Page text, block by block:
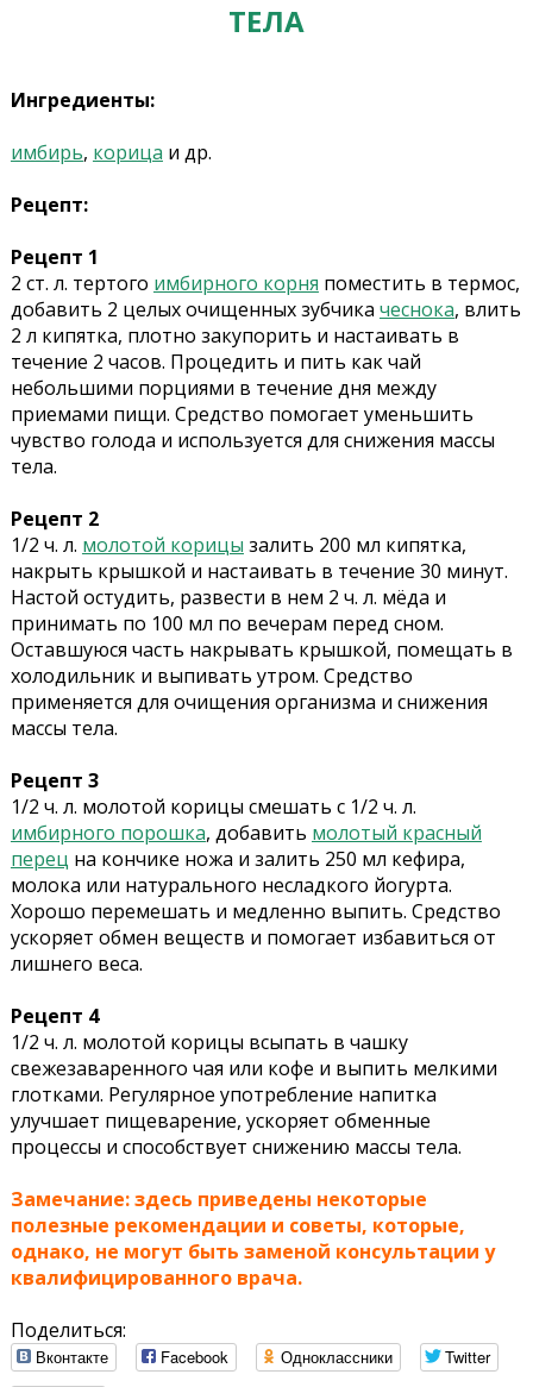
ТЕЛА
Ингредиенты:
имбирь, корица и др.
Рецепт:
Рецепт 1
2 ст. л. тертого имбирного корня поместить в термос,
добавить 2 целых очищенных зубчика чеснока, влить
2 л кипятка, плотно закупорить и настаивать в
течение 2 часов. Процедить и пить как чай
небольшими порциями в течение дня между
приемами пищи. Средство помогает уменьшить
чувство голода и используется для снижения массы
тела.
Рецепт 2
1/2 ч. л. молотой корицы залить 200 мл кипятка,
накрыть крышкой и настаивать в течение 30 минут.
Настой остудить, развести в нем 2 ч. л. мёда и
принимать по 100 мл по вечерам перед сном.
Оставшуюся часть накрывать крышкой, помещать в
холодильник и выпивать утром. Средство
применяется для очищения организма и снижения
массы тела.
Рецепт 3
1/2 ч. л. молотой корицы смешать с 1/2 ч. л.
имбирного порошка, добавить молотый красный
перец на кончике ножа и залить 250 мл кефира,
молока или натурального несладкого йогурта.
Хорошо перемешать и медленно выпить. Средство
ускоряет обмен веществ и помогает избавиться от
лишнего веса.
Рецепт 4
1/2 ч. л. молотой корицы всыпать в чашку
свежезаваренного чая или кофе и выпить мелкими
глотками. Регулярное употребление напитка
улучшает пищеварение, ускоряет обменные
процессы и способствует снижению массы тела.
Замечание: здесь приведены некоторые
полезные рекомендации и советы, которые,
однако, не могут быть заменой консультации у
квалифицированного врача.
Поделиться:
Вконтакте Facebook Одноклассники
Twitter